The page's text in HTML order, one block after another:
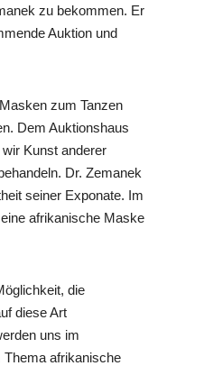
zu bekommen. Er
Auktion und
zum Tanzen
Dem Auktionshaus
Kunst anderer
Dr. Zemanek
seiner Exponate. Im
afrikanische Maske
die
diese Art
uns im
Thema afrikanische